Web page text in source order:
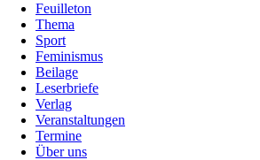
Feuilleton
Thema
Sport
Feminismus
Beilage
Leserbriefe
Verlag
Veranstaltungen
Termine
Über uns